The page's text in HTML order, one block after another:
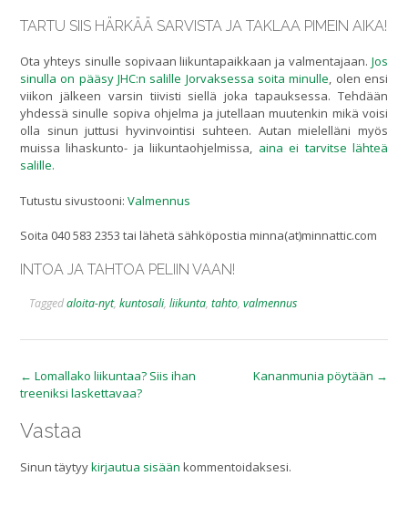
TARTU SIIS HÄRKÄÄ SARVISTA JA TAKLAA PIMEIN AIKA!
Ota yhteys sinulle sopivaan liikuntapaikkaan ja valmentajaan. Jos
sinulla on pääsy JHC:n salille Jorvaksessa soita minulle, olen ensi
viikon jälkeen varsin tiivisti siellä joka tapauksessa. Tehdään
yhdessä sinulle sopiva ohjelma ja jutellaan muutenkin mikä voisi
olla sinun juttusi hyvinvointisi suhteen. Autan mielelläni myös
muissa lihaskunto- ja liikuntaohjelmissa, aina ei tarvitse lähteä
salille.
Tutustu sivustooni: Valmennus
Soita 040 583 2353 tai lähetä sähköpostia minna(at)minnattic.com
INTOA JA TAHTOA PELIIN VAAN!
Taggedaloita-nyt, kuntosali, liikunta, tahto, valmennus
Post
← Lomallako liikuntaa? Siis ihan
treeniksi laskettavaa?
Kananmunia pöytään →
Vastaa
Sinun täytyykirjautua sisään kommentoidaksesi.